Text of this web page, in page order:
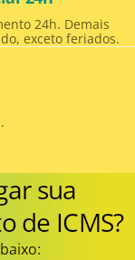
24h. Demais
exceto feriados.
sua
de ICMS?